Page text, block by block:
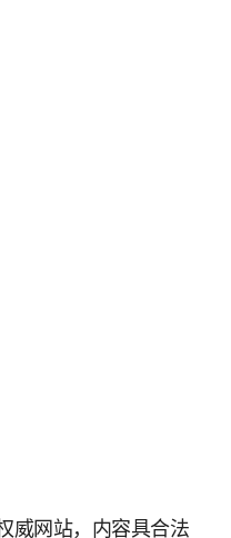
威网站，内容具合法